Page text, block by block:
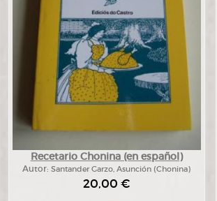
Recetario Chonina (en español)
Autor:Santander Garzo, Asunción (Chonina)
20,00 €